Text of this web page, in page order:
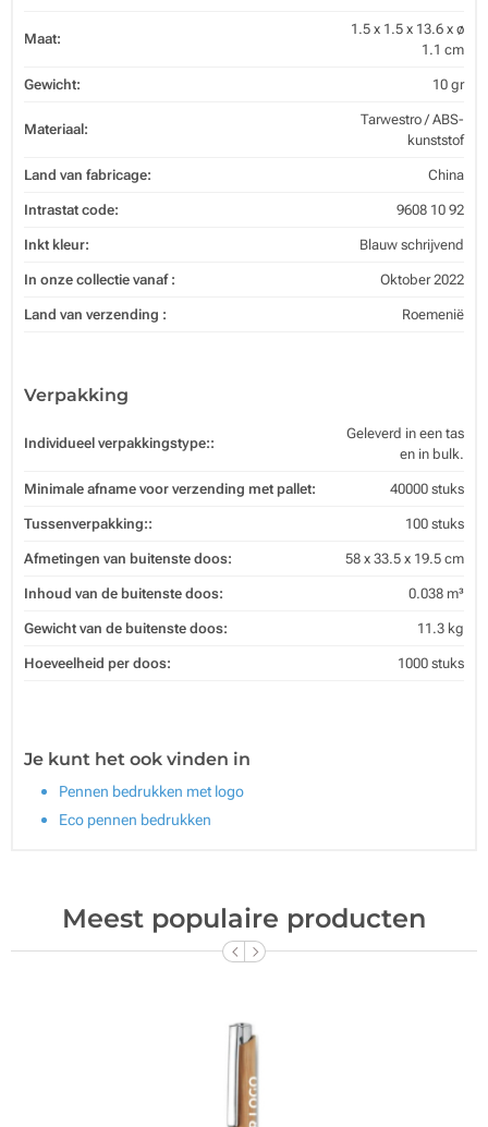
Maat:
1.5 x 1.5 x 13.6 x ø
1.1 cm
Gewicht: 10 gr
Materiaal:
Tarwestro / ABS-
kunststof
Land van fabricage: China
Intrastat code: 9608 10 92
Inkt kleur: Blauw schrijvend
In onze collectie vanaf : Oktober 2022
Land van verzending : Roemenië
Verpakking
Individueel verpakkingstype::
Geleverd in een tas
en in bulk.
Minimale afname voor verzending met pallet: 40000 stuks
Tussenverpakking:: 100 stuks
Afmetingen van buitenste doos: 58 x 33.5 x 19.5 cm
Inhoud van de buitenste doos: 0.038 m³
Gewicht van de buitenste doos: 11.3 kg
Hoeveelheid per doos: 1000 stuks
Je kunt het ook vinden in
Pennen bedrukken met logo
Eco pennen bedrukken
Meest populaire producten